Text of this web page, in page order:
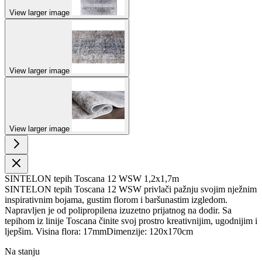
View larger image
View larger image
View larger image
SINTELON tepih Toscana 12 WSW 1,2x1,7m
SINTELON tepih Toscana 12 WSW privlači pažnju svojim nježnim
inspirativnim bojama, gustim florom i baršunastim izgledom.
Napravljen je od polipropilena izuzetno prijatnog na dodir. Sa
tepihom iz linije Toscana činite svoj prostro kreativnijim, ugodnijim i
ljepšim. Visina flora: 17mmDimenzije: 120x170cm
Na stanju